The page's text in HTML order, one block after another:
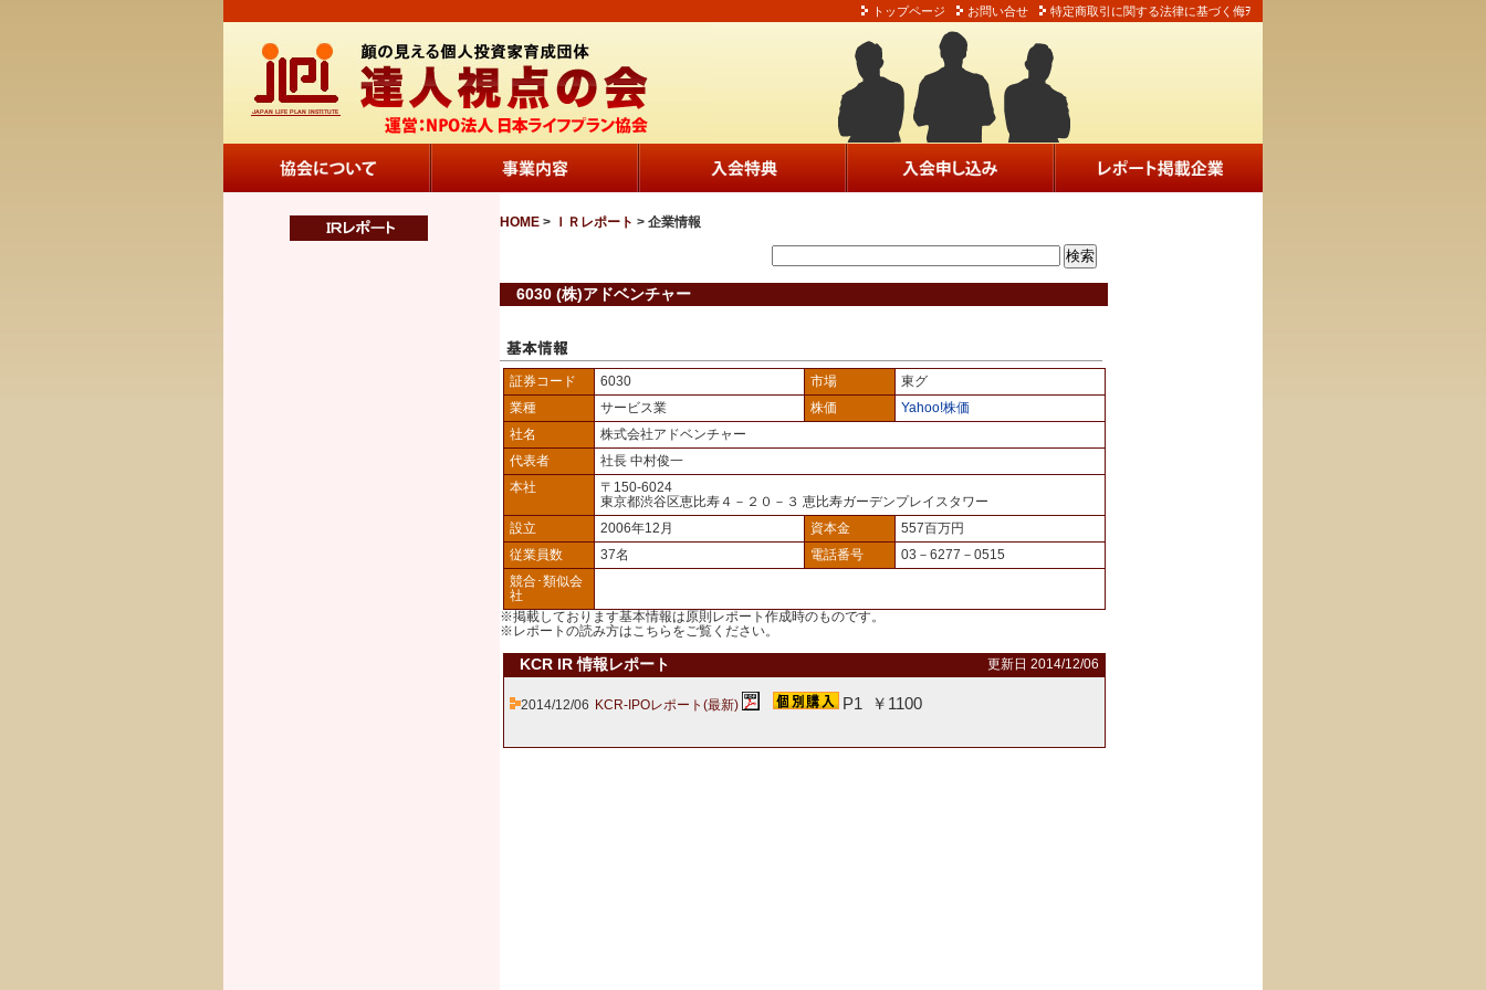
トップページ お問い合せ 特定商取引に関する法律に基づく侮ｦ
HOME > ＩＲレポート > 企業情報
6030 (株)アドベンチャー
証券コード 6030 市場
東グ
業種
サービス業 株価
Yahoo!株価
社名
株式会社アドベンチャー
代表者
社長 中村俊一
本社
〒150-6024
東京都渋谷区恵比寿４－２０－３ 恵比寿ガーデンプレイスタワー
設立
2006年12月 資本金
557百万円
従業員数
37名 電話番号
03－6277－0515
競合･類似会
社
※掲載しております基本情報は原則レポート作成時のものです。
※レポートの読み方はこちら をご覧ください。
KCR IR 情報レポート 更新日 2014/12/06
2014/12/06 KCR-IPOレポート(最新) P1 ￥1100